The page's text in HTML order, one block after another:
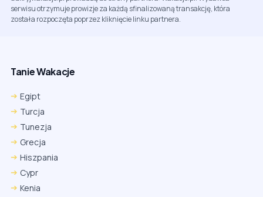
serwisu otrzymuje prowizje za każdą sfinalizowaną transakcję, która
została rozpoczęta poprzez kliknięcie linku partnera.
Tanie Wakacje
Egipt
Turcja
Tunezja
Grecja
Hiszpania
Cypr
Kenia